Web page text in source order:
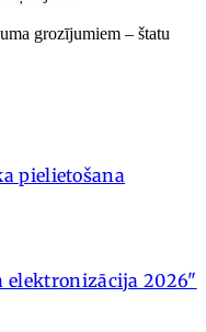
grozījumiem – štatu
pielietošana
elektronizācija 2026"